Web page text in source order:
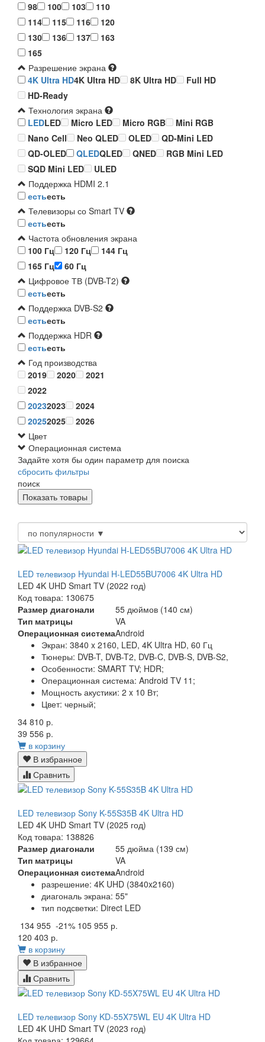
98
100 103
110
114
115 116
120
130
136 137
163
165
Разрешение экрана
4K Ultra HD4K Ultra HD 8K Ultra HD
Full HD
HD-Ready
Технология экрана
LEDLED Micro LED Micro RGB
Mini RGB
Nano Cell
Neo QLED OLED
QD-Mini LED
QD-OLED
QLEDQLED QNED
RGB Mini LED
SQD Mini LED
ULED
Поддержка HDMI 2.1
естьесть
Телевизоры со Smart TV
естьесть
Частота обновления экрана
100 Гц
120 Гц
144 Гц
165 Гц
60 Гц
Цифровое ТВ (DVB-T2)
естьесть
Поддержка DVB-S2
естьесть
Поддержка HDR
естьесть
Год производства
2019
2020
2021
2022
20232023
2024
20252025
2026
Цвет
Операционная система
Задайте хотя бы один параметр для поиска
сбросить фильтры
поиск
LED телевизор Hyundai H-LED55BU7006 4K Ultra HD
LED 4K UHD Smart TV (2022 год)
Код товара: 130675
Размер диагонали
55 дюймов (140 см)
Тип матрицы
VA
Операционная системаAndroid
Экран: 3840 x 2160, LED, 4K Ultra HD, 60 Гц
Тюнеры: DVB-T, DVB-T2, DVB-C, DVB-S, DVB-S2,
Особенности: SMART TV; HDR;
Операционная система: Android TV 11;
Мощность акустики: 2 x 10 Вт;
Цвет: черный;
34 810 р.
39 556 р.
в корзину
В избранное
Сравнить
LED телевизор Sony K-55S35B 4K Ultra HD
LED 4K UHD Smart TV (2025 год)
Код товара: 138826
Размер диагонали
55 дюйма (139 см)
Тип матрицы
VA
Операционная системаAndroid
разрешение: 4K UHD (3840x2160)
диагональ экрана: 55"
тип подсветки: Direct LED
134 955 -21% 105 955 р.
120 403 р.
в корзину
В избранное
Сравнить
LED телевизор Sony KD-55X75WL EU 4K Ultra HD
LED 4K UHD Smart TV (2023 год)